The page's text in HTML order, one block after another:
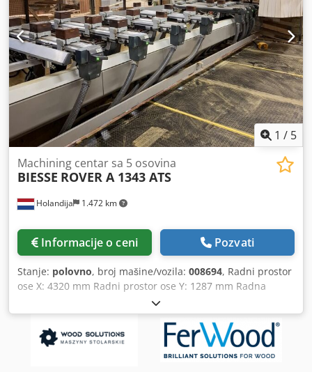
1 / 5
Holandija 1.472 km
Machining centar sa 5 osovina
BIESSE ROVER A 1343 ATS
Informacije o ceni Pozvati
Stanje: polovno, broj mašine/vozila: 008694, Radni prostor
ose X: 4320 mm Radni prostor ose Y: 1287 mm Radna
površina: sa vakuumskim nosačima Snaga glavnog vretena:
11 kW Broj kontrolisanih osa: 5 osa Broj bušnih vretena: 16
Broj mesta za alat: 31 Dsdpszqz Nxjfx Amyskr